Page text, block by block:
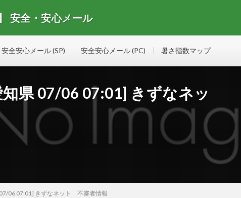
安全・安心メール
安全安心メール (SP) 安全安心メール (PC) 暑さ指数マップ
県 07/06 07:01] きずなネッ
06 07:01] きずなネット 不審者情報